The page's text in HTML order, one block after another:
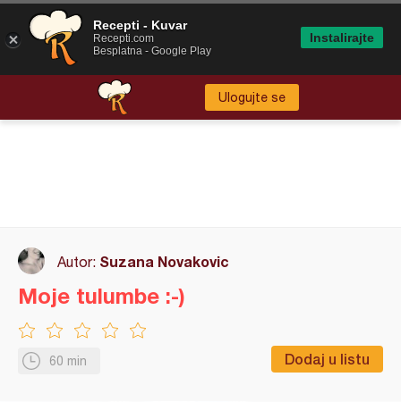
Ulogujte se
Autor: Suzana Novakovic
60 min Dodaj u listu
Moje tulumbe :-)
Recepti - Kuvar
Recepti.com
Besplatna - Google Play
Instalirajte